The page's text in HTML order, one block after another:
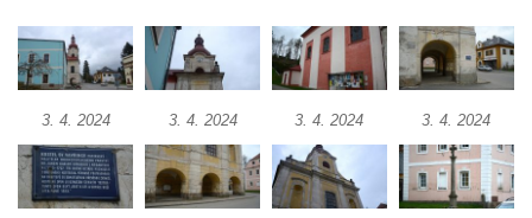
Márnice na hřbitově v Hrobčicích
Kostel svatého Havla na hřbitově v
Hrobčicích
Kaple svatého Vavřince v Mirošovicích
Márnice na hřbitově v Račicích
3. 4. 2024 3. 4. 2024 3. 4. 2024 3. 4. 2024